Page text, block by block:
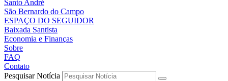
Santo André
São Bernardo do Campo
ESPAÇO DO SEGUIDOR
Baixada Santista
Economia e Finanças
Sobre
FAQ
Contato
Pesquisar Notícia